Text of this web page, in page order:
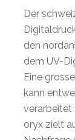
Der
den
dem UV-
Eine
kann
verarbeitet
oryx zielt